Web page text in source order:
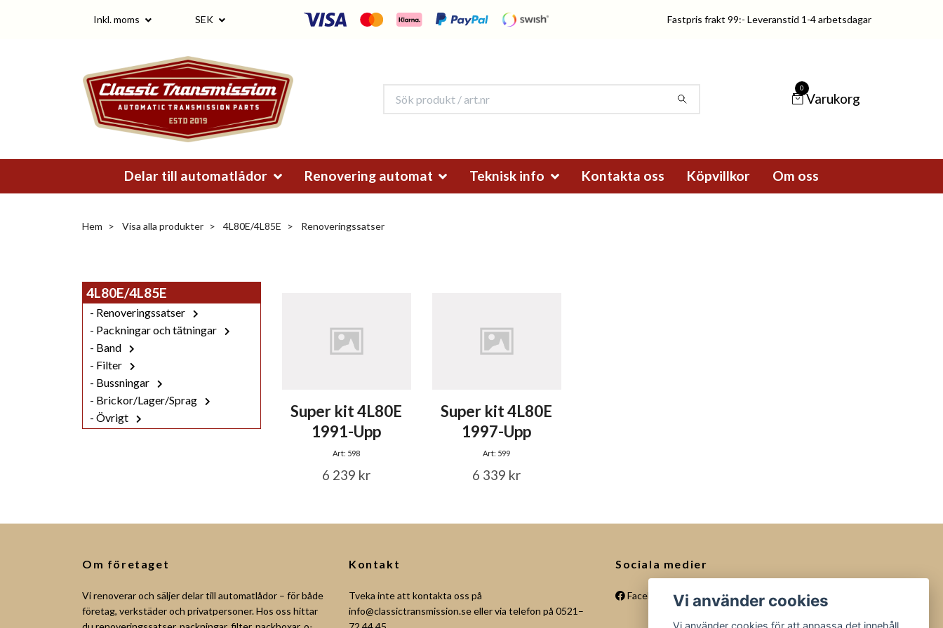
Inkl. moms SEK Fastpris frakt 99:- Leveranstid 1-4 arbetsdagar
0
Varukorg
Delar till automatlådor Renovering automat Teknisk info Kontakta oss Köpvillkor Om oss
Hem Visa alla produkter 4L80E/4L85E Renoveringssatser
4L80E/4L85E
- Renoveringssatser
- Packningar och tätningar
- Band
- Filter
- Bussningar
- Brickor/Lager/Sprag
- Övrigt
Super kit 4L80E
1991-Upp
Art: 598
6 239 kr
Super kit 4L80E
1997-Upp
Art: 599
6 339 kr
Om företaget
Vi renoverar och säljer delar till automatlådor – för både
företag, verkstäder och privatpersoner. Hos oss hittar
Kontakt
Tveka inte att kontakta oss på
info@classictransmission.seeller via telefon på 0521–
Sociala medier
Facebook Vi använder cookies